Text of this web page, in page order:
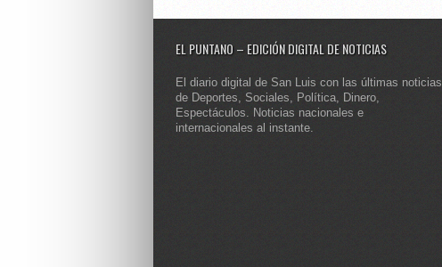
EL PUNTANO – EDICIÓN DIGITAL DE NOTICIAS
El diario digital de San Luis con las últimas noticias
de Deportes, Sociales, Política, Dinero,
Espectáculos. Noticias nacionales e
internacionales al instante.